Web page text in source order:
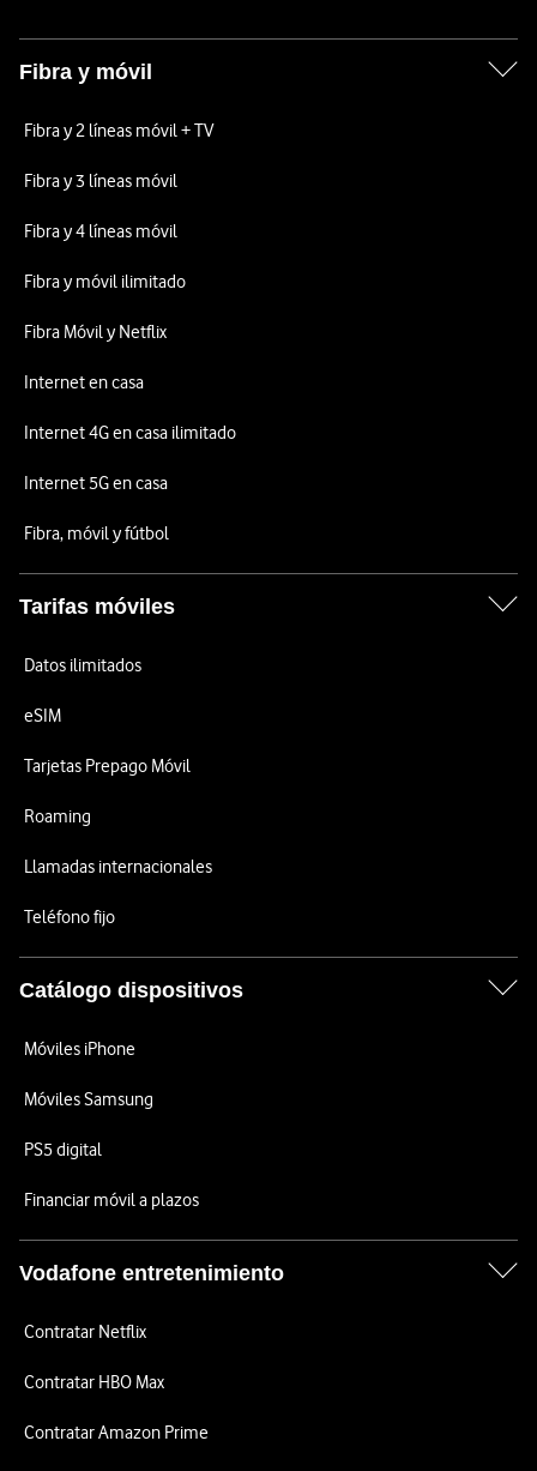
Fibra y móvil
Fibra y 2 líneas móvil + TV
Fibra y 3 líneas móvil
Fibra y 4 líneas móvil
Fibra y móvil ilimitado
Fibra Móvil y Netflix
Internet en casa
Internet 4G en casa ilimitado
Internet 5G en casa
Fibra, móvil y fútbol
Tarifas móviles
Datos ilimitados
eSIM
Tarjetas Prepago Móvil
Roaming
Llamadas internacionales
Teléfono fijo
Catálogo dispositivos
Móviles iPhone
Móviles Samsung
PS5 digital
Financiar móvil a plazos
Vodafone entretenimiento
Contratar Netflix
Contratar HBO Max
Contratar Amazon Prime